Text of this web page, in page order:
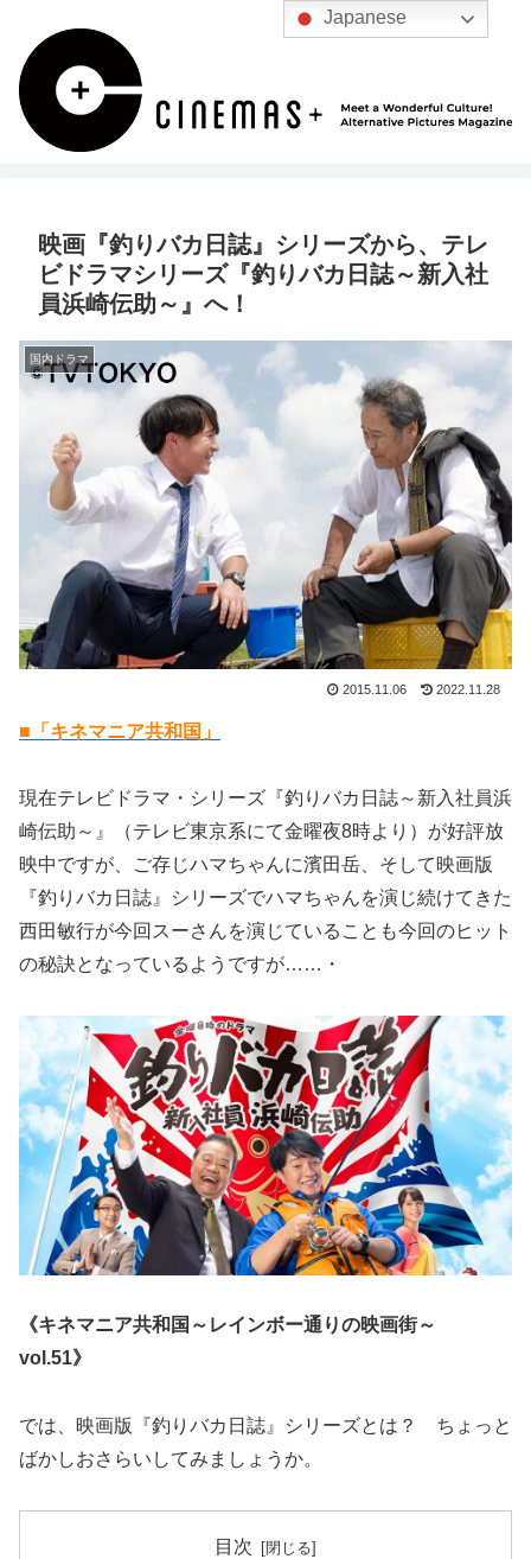
映画『釣りバカ日誌』シリーズから、テレ
ビドラマシリーズ『釣りバカ日誌～新入社
員浜崎伝助～』へ！
国内ドラマ
2015.11.06 2022.11.28
■「キネマニア共和国」
現在テレビドラマ・シリーズ『釣りバカ日誌～新入社員浜
崎伝助～』（テレビ東京系にて金曜夜8時より）が好評放
映中ですが、ご存じハマちゃんに濱田岳、そして映画版
『釣りバカ日誌』シリーズでハマちゃんを演じ続けてきた
西田敏行が今回スーさんを演じていることも今回のヒット
の秘訣となっているようですが……・
《キネマニア共和国～レインボー通りの映画街～
vol.51》
では、映画版『釣りバカ日誌』シリーズとは？ ちょっと
ばかしおさらいしてみましょうか。
目次
Japanese